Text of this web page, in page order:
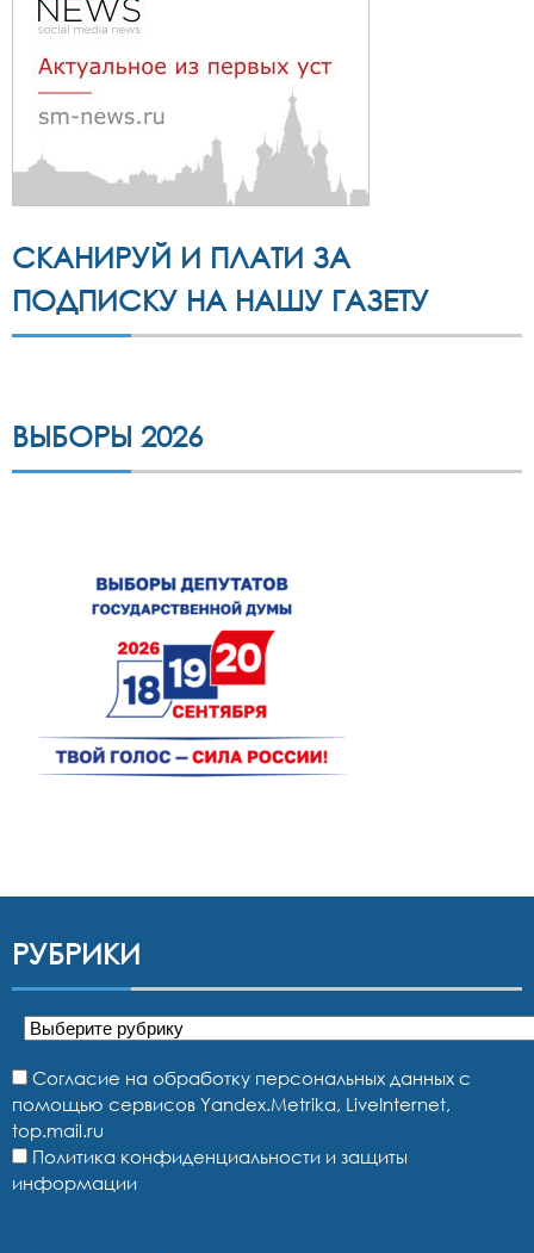
СКАНИРУЙ И ПЛАТИ ЗА
ПОДПИСКУ НА НАШУ ГАЗЕТУ
ВЫБОРЫ 2026
РУБРИКИ
Рубрики
Согласие на обработку персональных данных с
помощью сервисов Yandex.Metrika, LiveInternet,
top.mail.ru
Политика конфиденциальности и защиты
информации